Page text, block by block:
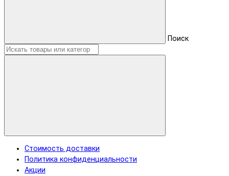
Поиск
Стоимость доставки
Политика конфиденциальности
Акции